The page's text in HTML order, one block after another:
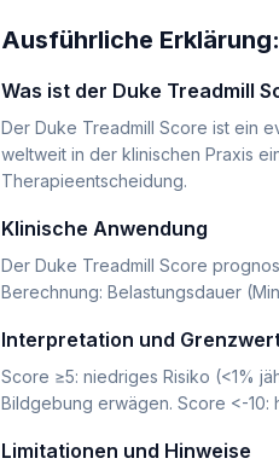
Ausführliche Erklärung:
Was ist der Duke Treadmill
Der Duke Treadmill Score ist ein
weltweit in der klinischen Praxis
Therapieentscheidung.
Klinische Anwendung
Der Duke Treadmill Score
Berechnung: Belastungsdauer
Interpretation und
Score ≥5: niedriges Risiko (<1%
Bildgebung erwägen. Score <-10:
Limitationen und Hinweise